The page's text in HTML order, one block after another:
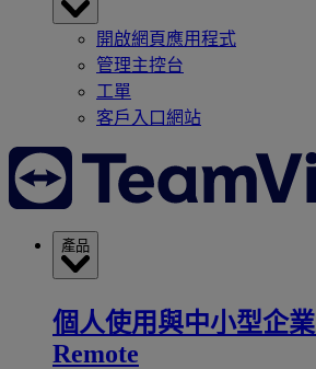
開啟網頁應用程式
管理主控台
工單
客戶入口網站
產品
個人使用與中小型企業
Remote